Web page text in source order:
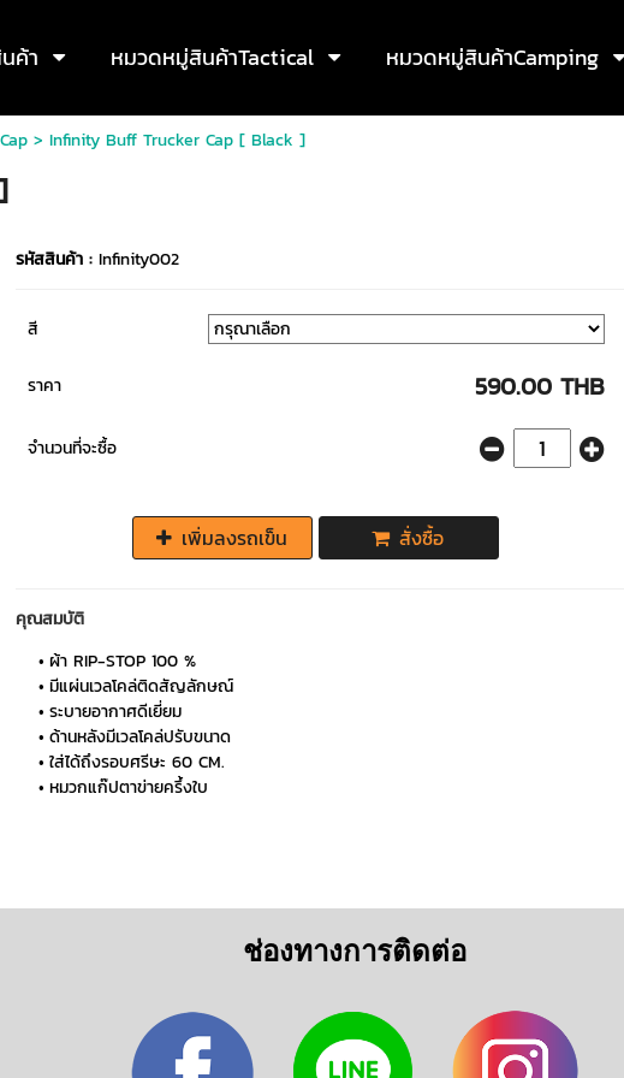
ค้า หมวดหมู่สินค้าTactical หมวดหมู่สินค้าCamping
> Infinity Buff Trucker Cap [ Black ]
รหัสสินค้า : Infinity002
สี
ราคา 590.00 THB
จำนวนที่จะซื้อ
เพิ่มลงรถเข็น สั่งซื้อ
คุณสมบัติ
ผ้า RIP-STOP 100 %
มีแผ่นเวลโคล่ติดสัญลักษณ์
ระบายอากาศดีเยี่ยม
ด้านหลังมีเวลโคล่ปรับขนาด
ใส่ได้ถึงรอบศรีษะ 60 CM.
หมวกแก๊ปตาข่ายครึ้งใบ
ช่องทางการติดต่อ